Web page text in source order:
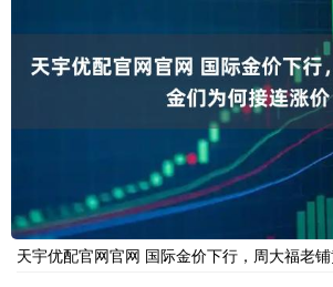
天宇优配官网官网 国际金价下行，周大福老